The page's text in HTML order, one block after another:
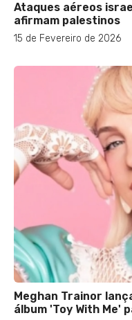
Ataques aéreos
afirmam palestinos
15 de Fevereiro de 2026
Meghan Trainor
álbum 'Toy With Me'